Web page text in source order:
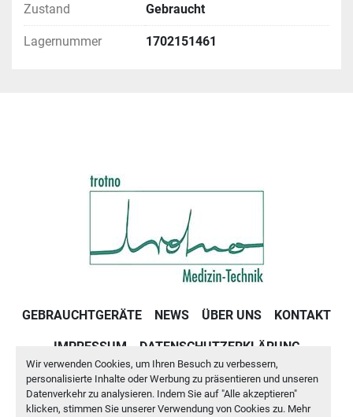
Wir verwenden Cookies, um Ihren Besuch zu verbessern,
personalisierte Inhalte oder Werbung zu präsentieren und unseren
Datenverkehr zu analysieren. Indem Sie auf "Alle akzeptieren"
klicken, stimmen Sie unserer Verwendung von Cookies zu. Mehr
Zustand Gebraucht
Lagernummer 1702151461
GEBRAUCHTGERÄTE NEWS ÜBER UNS KONTAKT
IMPRESSUM DATENSCHUTZERKLÄRUNG
GESCHÄFTSBEDINGUNGEN
Cookie-Einstellungen